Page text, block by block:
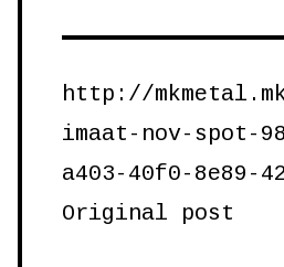
http://
imaat-nov-spot-
a403-40f0-8e89-
Original post